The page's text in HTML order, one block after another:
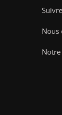
Nous